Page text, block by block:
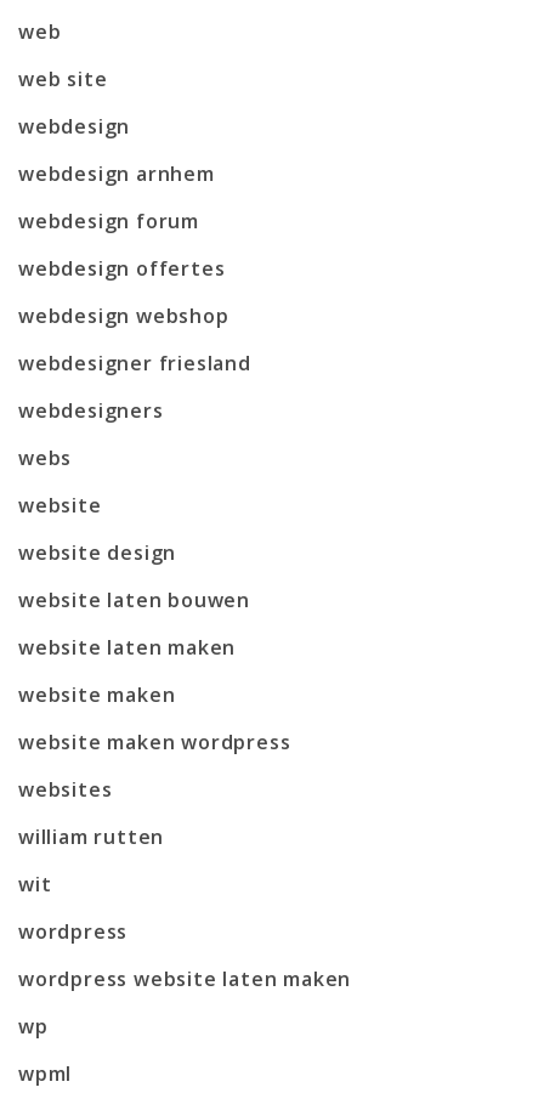
web
web site
webdesign
webdesign arnhem
webdesign forum
webdesign offertes
webdesign webshop
webdesigner friesland
webdesigners
webs
website
website design
website laten bouwen
website laten maken
website maken
website maken wordpress
websites
william rutten
wit
wordpress
wordpress website laten maken
wp
wpml